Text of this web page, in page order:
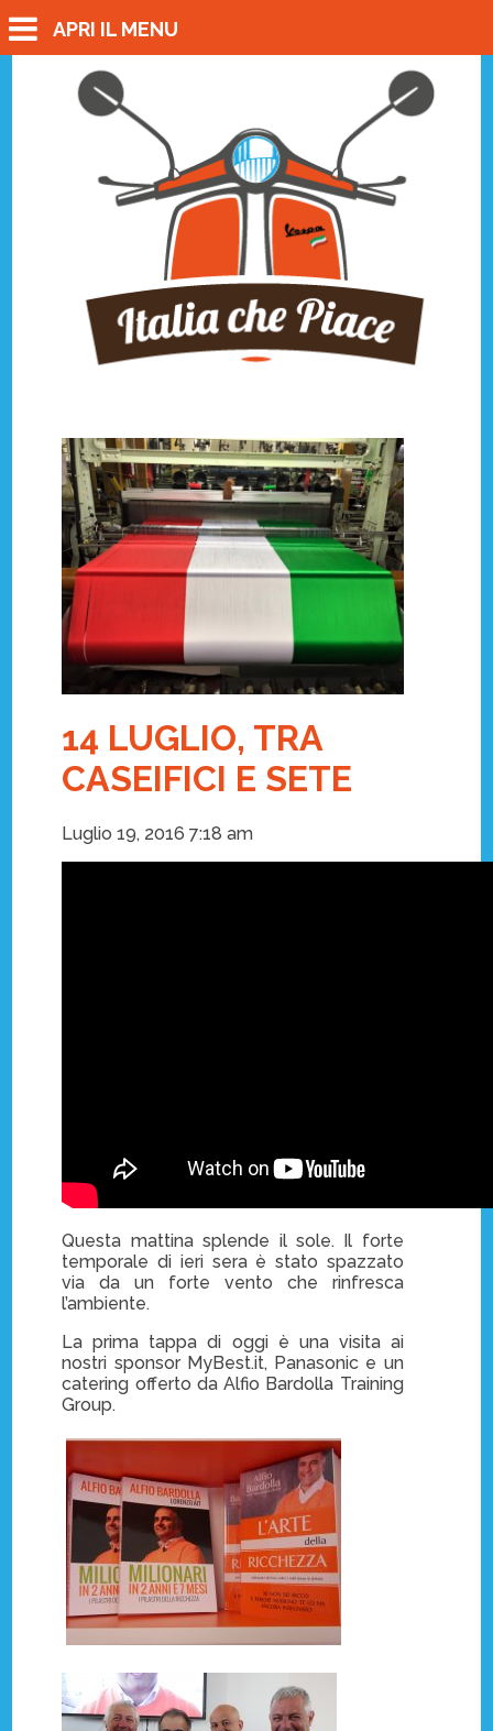
APRI IL MENU
14 LUGLIO, TRA
CASEIFICI E SETE
Luglio 19, 2016 7:18 am
Questa mattina splende il sole. Il forte
temporale di ieri sera è stato spazzato
via da un forte vento che rinfresca
l’ambiente.
La prima tappa di oggi è una visita ai
nostri sponsor MyBest.it, Panasonic e un
catering offerto da Alfio Bardolla Training
Group.